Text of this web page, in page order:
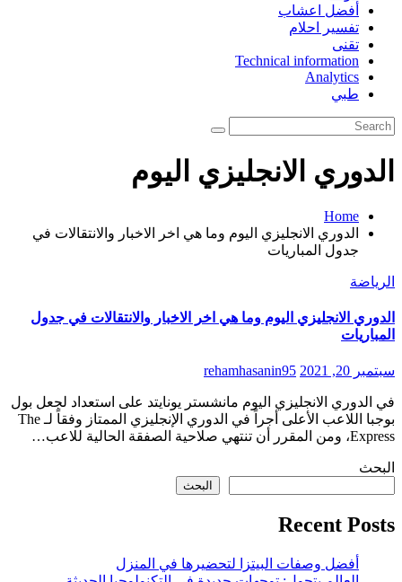
أفضل اعشاب
تفسير احلام
تقنى
Technical information
Analytics
طبي
الدوري الانجليزي اليوم
Home
الدوري الانجليزي اليوم وما هي اخر الاخبار والانتقالات في
جدول المباريات
الرياضة
الدوري الانجليزي اليوم وما هي اخر الاخبار والانتقالات في جدول
المباريات
سبتمبر 20, 2021 rehamhasanin95
في الدوري الانجليزي اليوم مانشستر يونايتد على استعداد لجعل بول
بوجبا اللاعب الأعلى أجراً في الدوري الإنجليزي الممتاز وفقاً لـ The
Express، ومن المقرر أن تنتهي صلاحية الصفقة الحالية للاعب…
البحث
البحث
Recent Posts
أفضل وصفات البيتزا لتحضيرها في المنزل